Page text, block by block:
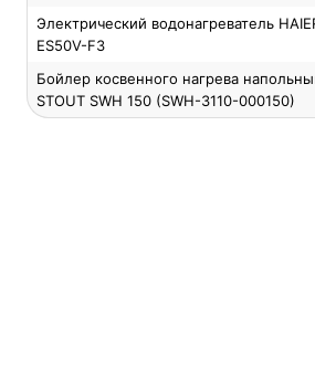
Электрический водонагреватель
ES50V-F3
Бойлер косвенного нагрева
STOUT SWH 150 (SWH-3110-000150)